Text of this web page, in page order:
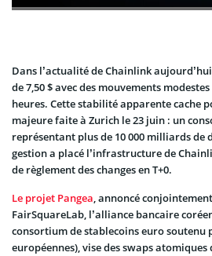
Dans l’actualité de Chainlink
de 7,50 $ avec des mouvements
heures. Cette stabilité apparente cache
majeure faite à Zurich le 23 juin : un
représentant plus de 10 000 milliards de
gestion a placé l’infrastructure de
de règlement des changes en T+0.
Le projet Pangea, annoncé
FairSquareLab, l’alliance bancaire
consortium de stablecoins euro soutenu
européennes), vise des swaps